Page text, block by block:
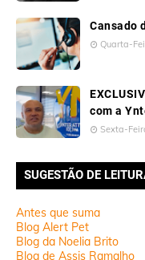
Cansado
Quarta-
com a
Sexta-
SUGESTÃO DE
Antes que suma
Blog Alert Pet
Blog da Noelia Brito
Blog de Assis Ramalho